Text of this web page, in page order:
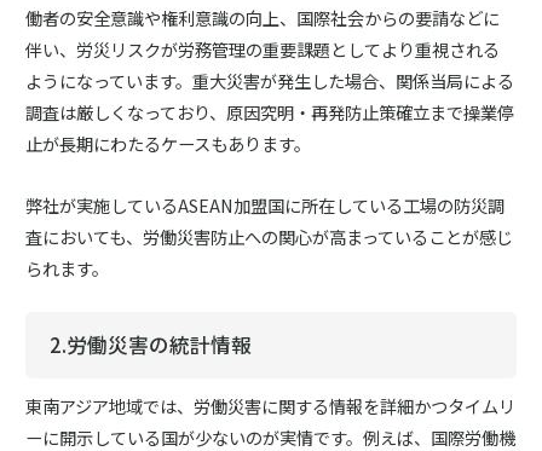
働者の安全意識や権利意識の向上、国際社会からの要請などに
伴い、労災リスクが労務管理の重要課題としてより重視される
ようになっています。重大災害が発生した場合、関係当局による
調査は厳しくなっており、原因究明・再発防止策確立まで操業停
止が長期にわたるケースもあります。
弊社が実施しているASEAN加盟国に所在している工場の防災調
査においても、労働災害防止への関心が高まっていることが感じ
られます。
2.労働災害の統計情報
東南アジア地域では、労働災害に関する情報を詳細かつタイムリ
ーに開示している国が少ないのが実情です。例えば、国際労働機